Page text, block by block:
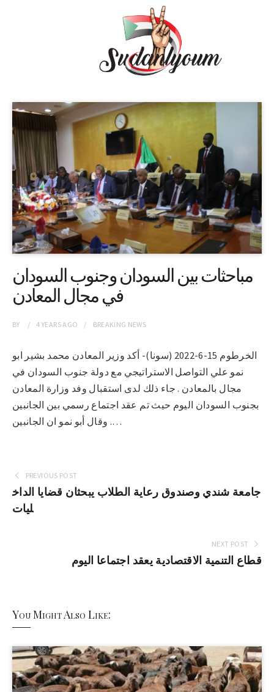
مباحثات بين السودان وجنوب السودان
في مجال المعادن
BY 4 YEARSAGO BREAKING NEWS
الخرطوم 15-6-2022 (سونا)- أكد وزير المعادن محمد بشير ابو
نمو علي التواصل الاستراتيجي مع دولة جنوب السودان في
مجال بالمعادن . جاء ذلك لدى استقبال وفد وزارة المعادن
بجنوب السودان اليوم حيث تم عقد اجتماع رسمي بين الجانبين
. وقال أبو نمو ان الجانبين…
PREVIOUS POST
جامعة شندي وصندوق رعاية الطلاب يبحثان قضايا الداخ
ليات
NEXT POST
قطاع التنمية الاقتصادية يعقد اجتماعا اليوم
You Might Also Like: